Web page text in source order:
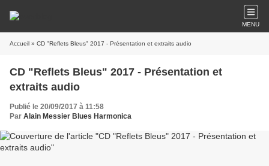
MENU
Accueil » CD "Reflets Bleus" 2017 - Présentation et extraits audio
CD "Reflets Bleus" 2017 - Présentation et
extraits audio
Publié le 20/09/2017 à 11:58
Par Alain Messier Blues Harmonica